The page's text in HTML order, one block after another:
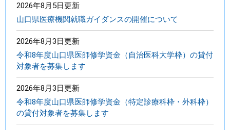
2026年8月5日更新
山口県医療機関就職ガイダンスの開催について
2026年8月3日更新
令和8年度山口県医師修学資金（自治医科大学枠）の貸付
対象者を募集します
2026年8月3日更新
令和8年度山口県医師修学資金（特定診療科枠・外科枠）
の貸付対象者を募集します